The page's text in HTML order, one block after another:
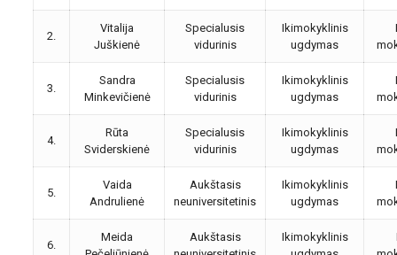
2.
Vitalija
Juškienė
Specialusis
vidurinis
Ikimokyklinis
ugdymas
3.
Sandra
Minkevičienė
Specialusis
vidurinis
Ikimokyklinis
ugdymas
4.
Rūta
Sviderskienė
Specialusis
vidurinis
Ikimokyklinis
ugdymas
5.
Vaida
Andrulienė
Aukštasis
neuniversitetinis
Ikimokyklinis
ugdymas
6.
Meida
Aukštasis
Ikimokyklinis